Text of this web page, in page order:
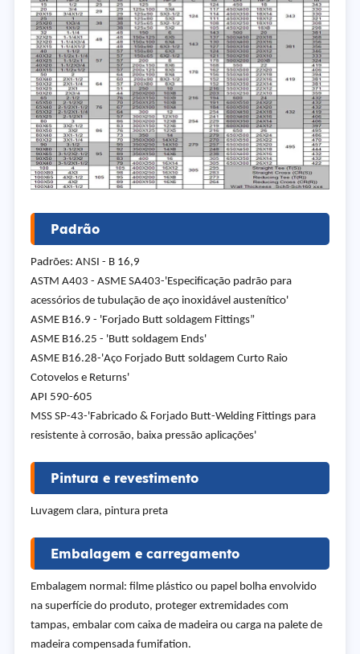
Padrão
Padrões: ANSI - B 16,9
ASTM A403 - ASME SA403-'Especificação padrão para
acessórios de tubulação de aço inoxidável austenítico'
ASME B16.9 - 'Forjado Butt soldagem Fittings”
ASME B16.25 - 'Butt soldagem Ends'
ASME B16.28-'Aço Forjado Butt soldagem Curto Raio
Cotovelos e Returns'
API 590-605
MSS SP-43-'Fabricado & Forjado Butt-Welding Fittings para
resistente à corrosão, baixa pressão aplicações'
Pintura e revestimento
Luvagem clara, pintura preta
Embalagem e carregamento
Embalagem normal: filme plástico ou papel bolha envolvido
na superfície do produto, proteger extremidades com
tampas, embalar com caixa de madeira ou carga na palete de
madeira compensada fumifation.